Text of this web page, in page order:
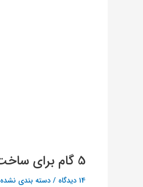
5 گام برای ساخت تیزرهایی که مخاطب رو تا آخر نگه می‌ دارن
14 دیدگاه / دسته بندی نشده